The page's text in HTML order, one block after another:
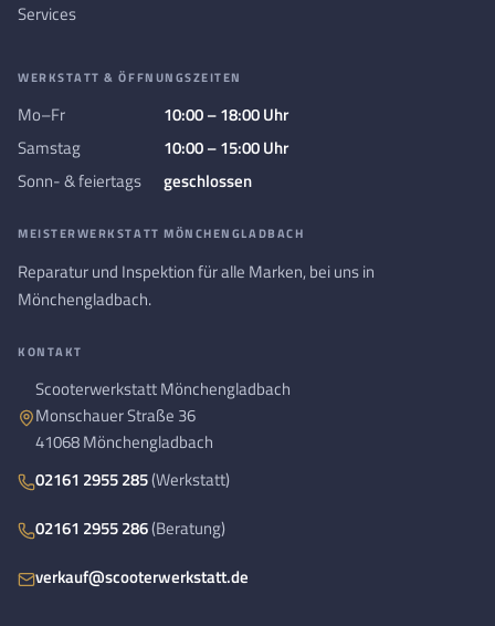
Services
WERKSTATT & ÖFFNUNGSZEITEN
Mo–Fr
10:00 – 18:00 Uhr
Samstag
10:00 – 15:00 Uhr
Sonn- & feiertags
geschlossen
MEISTERWERKSTATT MÖNCHENGLADBACH
Reparatur und Inspektion für alle Marken, bei uns in
Mönchengladbach.
KONTAKT
Scooterwerkstatt Mönchengladbach
Monschauer Straße 36
41068 Mönchengladbach
02161 2955 285(Werkstatt)
02161 2955 286(Beratung)
verkauf@scooterwerkstatt.de